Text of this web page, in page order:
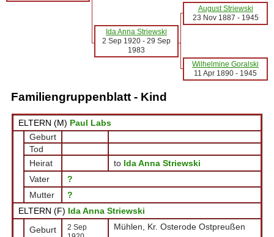
August Striewski
23 Nov 1887 - 1945
Ida Anna Striewski
2 Sep 1920 - 29 Sep
1983
Wilhelmine Goralski
11 Apr 1890 - 1945
Familiengruppenblatt - Kind
ELTERN (M) Paul Labs
Geburt
Tod
Heirat
to Ida Anna Striewski
Vater
?
Mutter
?
ELTERN (F) Ida Anna Striewski
Geburt
2 Sep
Mühlen, Kr. Osterode Ostpreußen